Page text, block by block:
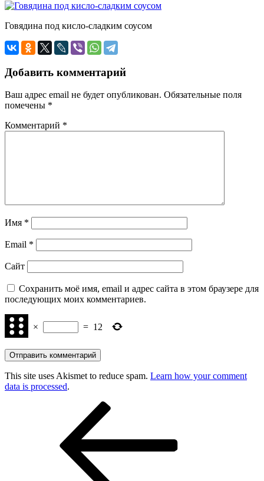
Говядина под кисло-сладким соусом
Добавить комментарий
Ваш адрес email не будет опубликован. Обязательные поля
помечены *
Комментарий *
Имя *
Email *
Сайт
Сохранить моё имя, email и адрес сайта в этом браузере для
последующих моих комментариев.
× = 12
This site uses Akismet to reduce spam. Learn how your comment
data is processed.